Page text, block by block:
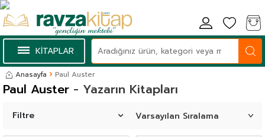
KİTAPLAR
Anasayfa Paul Auster
- Yazarın Kitapları
Paul Auster
Filtre